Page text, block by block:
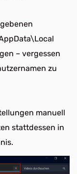
– vergessen
zu
manuell
stattdessen in